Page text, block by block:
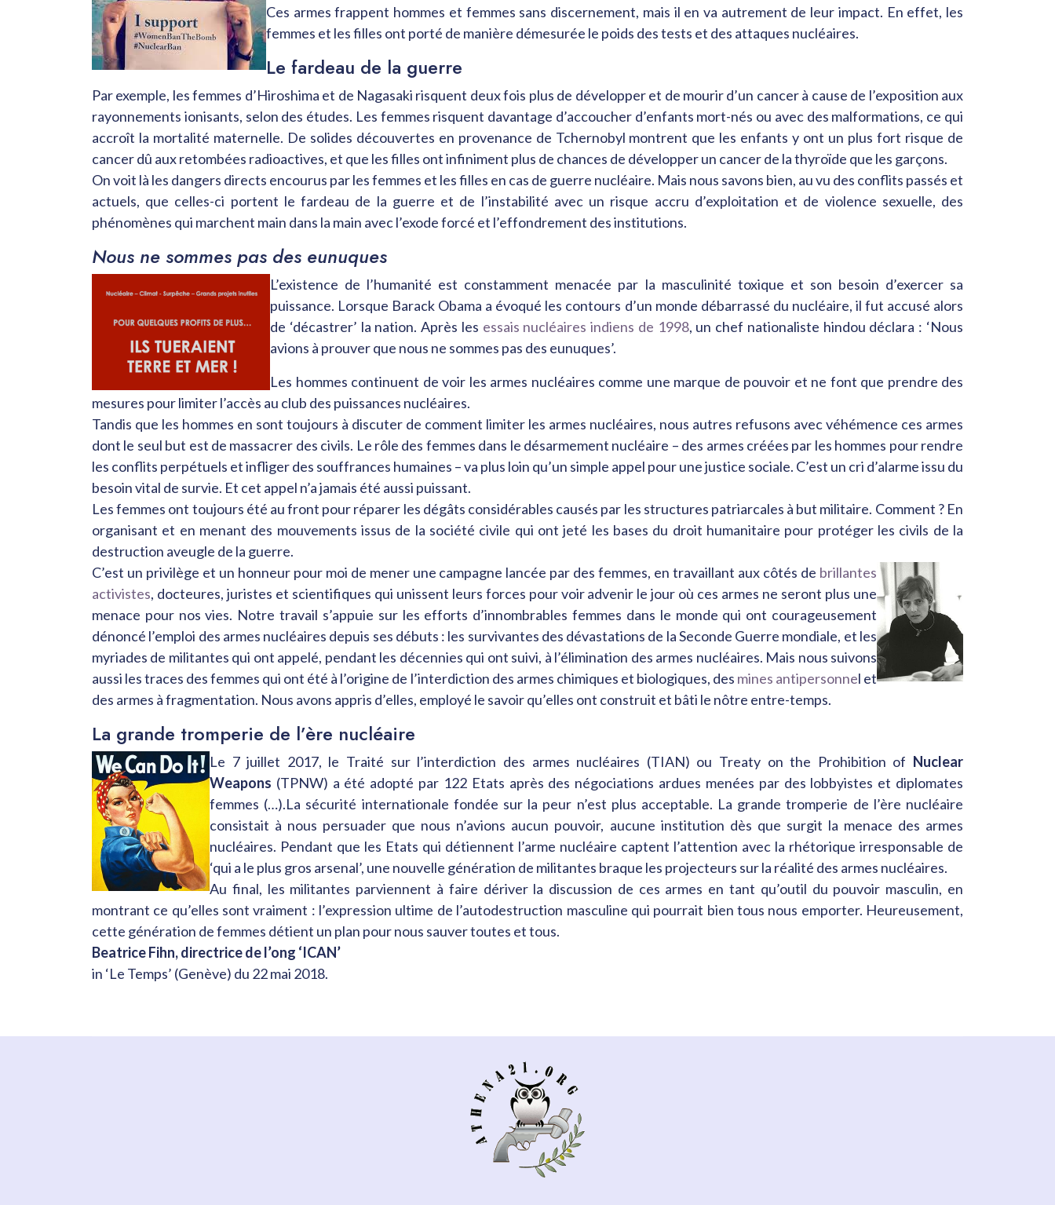
Ces armes frappent hommes et femmes sans discernement, mais il en va autrement de leur impact. En effet, les
femmes et les filles ont porté de manière démesurée le poids des tests et des attaques nucléaires.
Le fardeau de la guerre
Par exemple, les femmes d’Hiroshima et de Nagasaki risquent deux fois plus de développer et de mourir d’un cancer à cause de l’exposition aux
rayonnements ionisants, selon des études. Les femmes risquent davantage d’accoucher d’enfants mort-nés ou avec des malformations, ce qui
accroît la mortalité maternelle. De solides découvertes en provenance de Tchernobyl montrent que les enfants y ont un plus fort risque de
cancer dû aux retombées radioactives, et que les filles ont infiniment plus de chances de développer un cancer de la thyroïde que les garçons.
On voit là les dangers directs encourus par les femmes et les filles en cas de guerre nucléaire. Mais nous savons bien, au vu des conflits passés et
actuels, que celles-ci portent le fardeau de la guerre et de l’instabilité avec un risque accru d’exploitation et de violence sexuelle, des
phénomènes qui marchent main dans la main avec l’exode forcé et l’effondrement des institutions.
Nous ne sommes pas des eunuques
L’existence de l’humanité est constamment menacée par la masculinité toxique et son besoin d’exercer sa
puissance. Lorsque Barack Obama a évoqué les contours d’un monde débarrassé du nucléaire, il fut accusé alors
de ‘décastrer’ la nation. Après les essais nucléaires indiens de 1998, un chef nationaliste hindou déclara : ‘Nous
avions à prouver que nous ne sommes pas des eunuques’.
Les hommes continuent de voir les armes nucléaires comme une marque de pouvoir et ne font que prendre des
mesures pour limiter l’accès au club des puissances nucléaires.
Tandis que les hommes en sont toujours à discuter de comment limiter les armes nucléaires, nous autres refusons avec véhémence ces armes
dont le seul but est de massacrer des civils. Le rôle des femmes dans le désarmement nucléaire – des armes créées par les hommes pour rendre
les conflits perpétuels et infliger des souffrances humaines – va plus loin qu’un simple appel pour une justice sociale. C’est un cri d’alarme issu du
besoin vital de survie. Et cet appel n’a jamais été aussi puissant.
Les femmes ont toujours été au front pour réparer les dégâts considérables causés par les structures patriarcales à but militaire. Comment ? En
organisant et en menant des mouvements issus de la société civile qui ont jeté les bases du droit humanitaire pour protéger les civils de la
destruction aveugle de la guerre.
C’est un privilège et un honneur pour moi de mener une campagne lancée par des femmes, en travaillant aux côtés de brillantes
activistes, docteures, juristes et scientifiques qui unissent leurs forces pour voir advenir le jour où ces armes ne seront plus une
menace pour nos vies. Notre travail s’appuie sur les efforts d’innombrables femmes dans le monde qui ont courageusement
dénoncé l’emploi des armes nucléaires depuis ses débuts : les survivantes des dévastations de la Seconde Guerre mondiale, et les
myriades de militantes qui ont appelé, pendant les décennies qui ont suivi, à l’élimination des armes nucléaires. Mais nous suivons
aussi les traces des femmes qui ont été à l’origine de l’interdiction des armes chimiques et biologiques, des mines antipersonnel et
des armes à fragmentation. Nous avons appris d’elles, employé le savoir qu’elles ont construit et bâti le nôtre entre-temps.
La grande tromperie de l’ère nucléaire
Le 7 juillet 2017, le Traité sur l’interdiction des armes nucléaires (TIAN) ou Treaty on the Prohibition of Nuclear
Weapons (TPNW) a été adopté par 122 Etats après des négociations ardues menées par des lobbyistes et diplomates
femmes (…).La sécurité internationale fondée sur la peur n’est plus acceptable. La grande tromperie de l’ère nucléaire
consistait à nous persuader que nous n’avions aucun pouvoir, aucune institution dès que surgit la menace des armes
nucléaires. Pendant que les Etats qui détiennent l’arme nucléaire captent l’attention avec la rhétorique irresponsable de
‘qui a le plus gros arsenal’, une nouvelle génération de militantes braque les projecteurs sur la réalité des armes nucléaires.
Au final, les militantes parviennent à faire dériver la discussion de ces armes en tant qu’outil du pouvoir masculin, en
montrant ce qu’elles sont vraiment : l’expression ultime de l’autodestruction masculine qui pourrait bien tous nous emporter. Heureusement,
cette génération de femmes détient un plan pour nous sauver toutes et tous.
Beatrice Fihn, directrice de l’ong ‘ICAN’
in ‘Le Temps’ (Genève) du 22 mai 2018.